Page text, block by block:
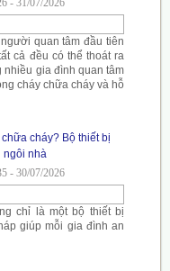
quan tâm đầu tiên
cả đều có thể thoát ra
nhiều gia đình quan tâm
cháy chữa cháy và hỗ
cháy? Bộ thiết bị
ngôi nhà
- 30/07/2026
chỉ là một bộ thiết bị
giúp mỗi gia đình an